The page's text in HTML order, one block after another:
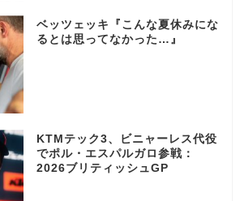
ベッツェッキ『こんな夏休みにな
るとは思ってなかった…』
KTMテック3、ビニャーレス代役
でポル・エスパルガロ参戦：
2026ブリティッシュGP